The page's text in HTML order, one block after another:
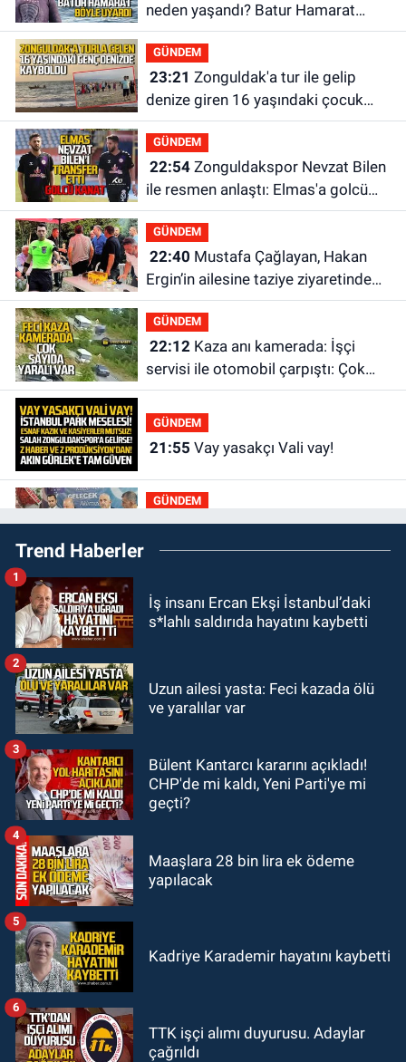
neden yaşandı? Batur Hamarat
böyle uyardı!
GÜNDEM
23:21
denize giren 16 yaşındaki çocuk
kayboldu: Son anları kamerada
GÜNDEM
22:54Zonguldakspor Nevzat Bilen
ile resmen anlaştı: Elmas'a golcü
kanat
GÜNDEM
22:40
Ergin’in ailesine taziye ziyaretinde
bulundu
GÜNDEM
22:12Kaza anı kamerada: İşçi
servisi ile otomobil çarpıştı: Çok
sayıda yaralı var
GÜNDEM
21:55 Vay yasakçı Vali vay!
GÜNDEM
20:30MHP’de sandıklar açıldı yeni
başkan belli oldu
20:11İlçeyi sel aldı: Başkan
çizmeleri giydi çalışmalara katıldı
19:58Yangın korkuttu: 3 katlı evin
GÜNDEM
18:35Filyos’ta 2 kişiyi dalgalar
yuttu: 1 kişi hayatını kaybetti 1 kişi
Trend Haberler
İş insanı Ercan Ekşi İstanbul’daki
s*lahlı saldırıda hayatını kaybetti
1
Uzun ailesi yasta: Feci kazada ölü
ve yaralılar var
2
Bülent Kantarcı kararını açıkladı!
CHP'de mi kaldı, Yeni Parti'ye mi
geçti?
3
Maaşlara 28 bin lira ek ödeme
yapılacak
4
Kadriye Karademir hayatını kaybetti
5
TTK işçi alımı duyurusu. Adaylar
çağrıldı
6